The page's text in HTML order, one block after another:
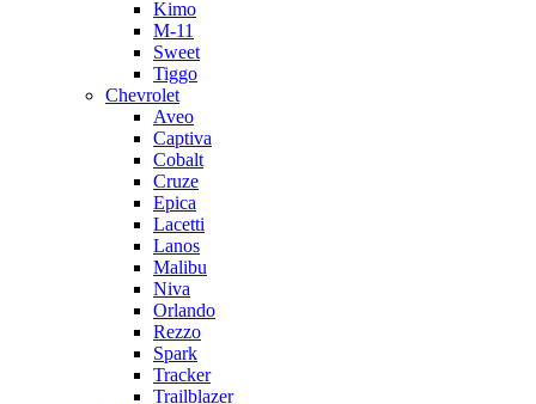
Kimo
M-11
Sweet
Tiggo
Chevrolet
Aveo
Captiva
Cobalt
Cruze
Epica
Lacetti
Lanos
Malibu
Niva
Orlando
Rezzo
Spark
Tracker
Trailblazer